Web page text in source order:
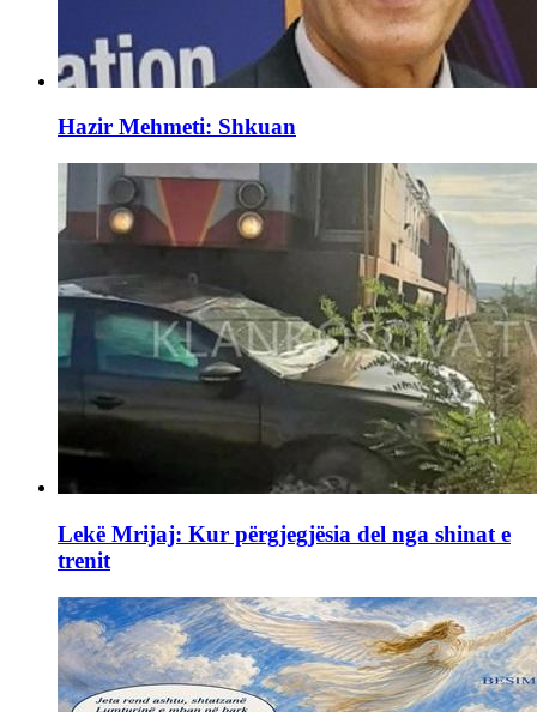
Hazir Mehmeti: Shkuan
Lekë Mrijaj: Kur përgjegjësia del nga shinat e
trenit